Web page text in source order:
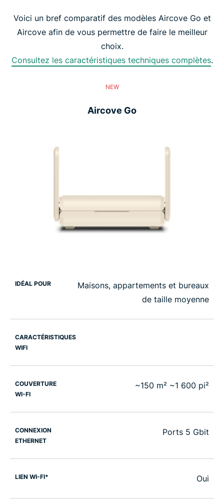
Voici un bref comparatif des modèles Aircove Go et
Aircove afin de vous permettre de faire le meilleur
choix.
Consultez les caractéristiques techniques complètes.
NEW
Aircove Go
IDÉAL POUR
Maisons, appartements et bureaux
de taille moyenne
CARACTÉRISTIQUES
WIFI
COUVERTURE
WI-FI
~150 m² ~1 600 pi²
CONNEXION
ETHERNET
Ports 5 Gbit
LIEN WI-FI* Oui